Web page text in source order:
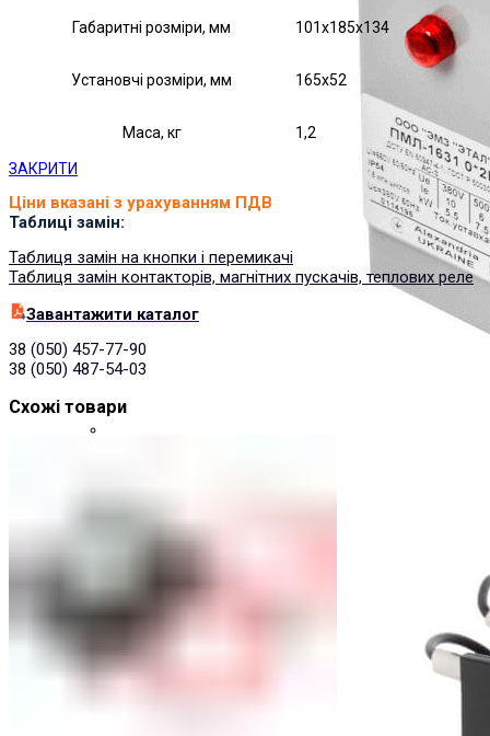
Габаритні розміри, мм 101х185х134
Установчі розміри, мм 165х52
Маса, кг 1,2
ЗАКРИТИ
Ціни вказані з урахуванням ПДВ
Таблиці замін:
Таблиця замін на кнопки і перемикачі
Таблиця замін контакторів, магнітних пускачів, теплових реле
Завантажити каталог
38 (050) 457-77-90
38 (050) 487-54-03
Схожі товари